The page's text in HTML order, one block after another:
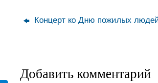
Концерт ко Дню пожилых
Добавить комментарий